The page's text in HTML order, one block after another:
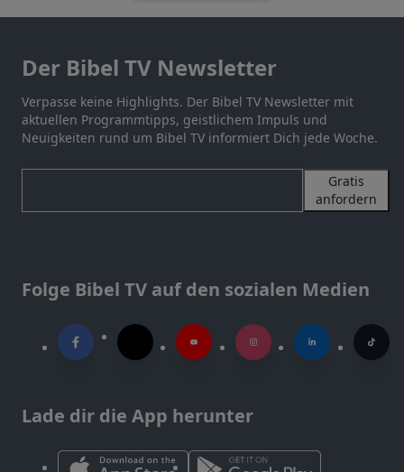
Der Bibel TV Newsletter
Verpasse keine Highlights. Der Bibel TV Newsletter mit
aktuellen Programmtipps, geistlichem Impuls und
Neuigkeiten rund um Bibel TV informiert Dich jede Woche.
Gratis
anfordern
Folge Bibel TV auf den sozialen Medien
Lade dir die App herunter